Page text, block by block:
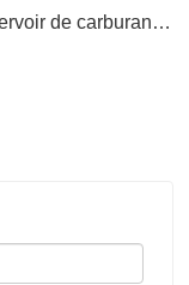
Article suivant article suivant : 60T Réservoir de carburant Semi-citernes Diesel Bowser Remorque